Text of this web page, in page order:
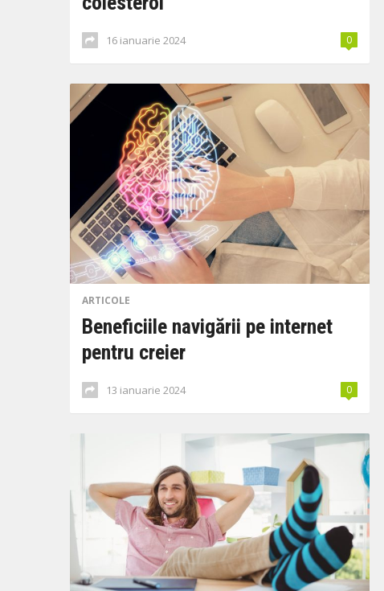
16 ianuarie 2024 0
ARTICOLE
Beneficiile navigării pe internet
pentru creier
13 ianuarie 2024 0